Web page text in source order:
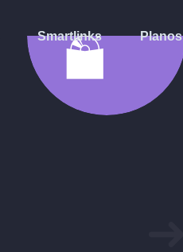
Smartlinks Planos